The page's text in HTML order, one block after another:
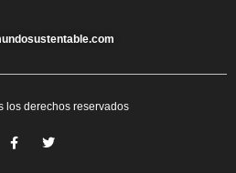
los derechos reservados